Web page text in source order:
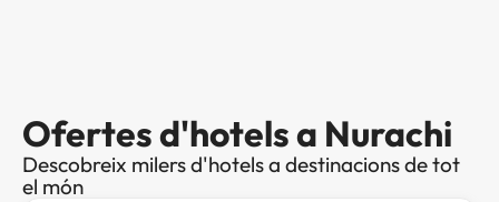
Ofertes d'hotels a Nurachi
Descobreix milers d'hotels a destinacions de tot
el món